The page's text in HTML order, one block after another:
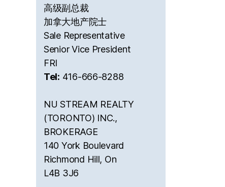
高级副总裁
加拿大地产院士
Sale Representative
Senior Vice President
FRI
Tel: 416-666-8288
NU STREAM REALTY
(TORONTO) INC.,
BROKERAGE
140 York Boulevard
Richmond Hill, On
L4B 3J6